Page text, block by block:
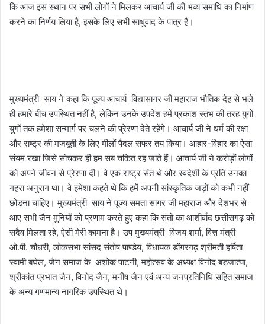
कि आज इस स्थान पर सभी लोगों ने मिलकर आचार्य जी की भव्य समाधि का निर्माण
करने का निर्णय लिया है, इसके लिए सभी साधुवाद के पात्र हैं।
मुख्यमंत्री साय ने कहा कि पूज्य आचार्य विद्यासागर जी महाराज भौतिक देह से भले
ही हमारे बीच उपस्थित नहीं है, लेकिन उनके उपदेश हमें प्रकाश स्तंभ की तरह युगों
युगों तक हमेशा सन्मार्ग पर चलने की प्रेरणा देते रहेंगे। आचार्य जी ने धर्म की रक्षा
और राष्ट्र की मजबूती के लिए मीलों पैदल सफर तय किया। आहार-विहार का ऐसा
संयम रखा जिसे सोचकर ही हम सब चकित रह जाते हैं। आचार्य जी ने करोड़ों लोगों
को अपने जीवन से प्रेरणा दी। वे एक राष्ट्र संत थे और स्वदेशी के प्रति उनका
गहरा अनुराग था। वे हमेशा कहते थे कि हमें अपनी सांस्कृतिक जड़ों को कभी नहीं
छोड़ना चाहिए। मुख्यमंत्री साय ने पूज्य समता सागर जी महाराज और देशभर से
आए सभी जैन मुनियों को प्रणाम करते हुए कहा कि संतों का आशीर्वाद छत्तीसगढ़ को
सदैव मिलता रहे, ऐसी मेरी कामना है। उप मुख्यमंत्री विजय शर्मा, वित्त मंत्री
ओ.पी. चौधरी, लोकसभा सांसद संतोष पाण्डेय, विधायक डोंगरगढ़ श्रीमती हर्षिता
स्वामी बघेल, जैन समाज के अशोक पाटनी, महोत्सव के अध्यक्ष विनोद बड़जात्या,
श्रीकांत प्रभात जैन, विनोद जैन, मनीष जैन एवं अन्य जनप्रतिनिधि सहित समाज
के अन्य गणमान्य नागरिक उपस्थित थे।